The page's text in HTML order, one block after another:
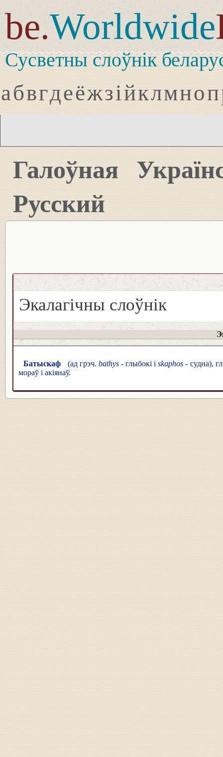
be.Worldwide
Сусветны слоўнік
абвгдеёжзійклмноп
Галоўная
Русский
Экалагічны слоўнік
Батыскаф (ад грэч.bathys - глыбокі іskaphos - судна),
мораў і акіянаў.